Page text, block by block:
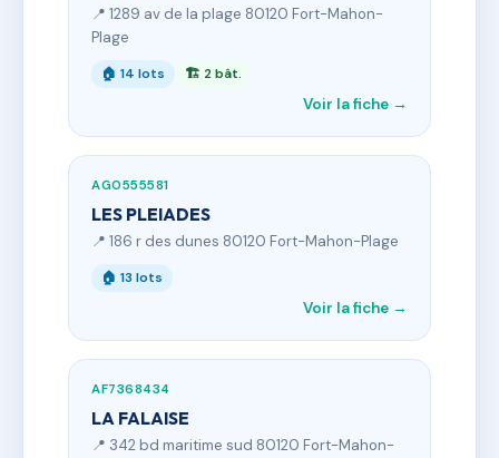
📍 1289 av de la plage 80120 Fort-Mahon-
Plage
🏠 14 lots 🏗 2 bât.
Voir la fiche →
AG0555581
LES PLEIADES
📍 186 r des dunes 80120 Fort-Mahon-Plage
🏠 13 lots
Voir la fiche →
AF7368434
LA FALAISE
📍 342 bd maritime sud 80120 Fort-Mahon-